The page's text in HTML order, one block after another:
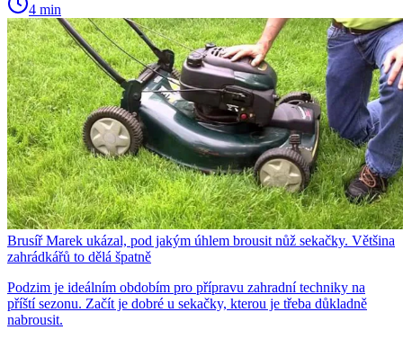
4 min
Brusíř Marek ukázal, pod jakým úhlem brousit nůž sekačky. Většina
zahrádkářů to dělá špatně
Podzim je ideálním obdobím pro přípravu zahradní techniky na
příští sezonu. Začít je dobré u sekačky, kterou je třeba důkladně
nabrousit.